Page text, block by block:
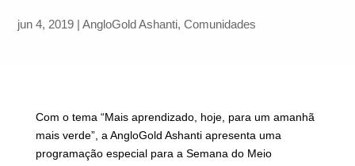
jun 4, 2019 |AngloGold Ashanti,Comunidades
Com o tema “Mais aprendizado, hoje, para um amanhã
mais verde”, a AngloGold Ashanti apresenta uma
programação especial para a Semana do Meio